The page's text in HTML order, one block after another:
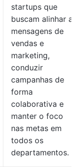
startups que
buscam alinhar as
mensagens de
vendas e
marketing,
conduzir
campanhas de
forma
colaborativa e
manter o foco
nas metas em
todos os
departamentos.